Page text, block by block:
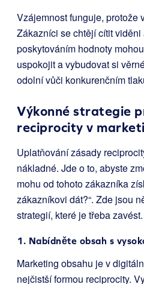
Vzájemnost funguje, protože
Zákazníci se chtějí cítit
poskytováním hodnoty
uspokojit a vybudovat si
odolní vůči konkurenčním
Výkonné strategie
reciprocity v
Uplatňování zásady
nákladné. Jde o to, abyste
mohu od tohoto zákazníka
zákazníkovi dát?“. Zde jsou
strategií, které je třeba zavést.
1. Nabídněte obsah s
Marketing obsahu je v
nejčistší formou reciprocity.